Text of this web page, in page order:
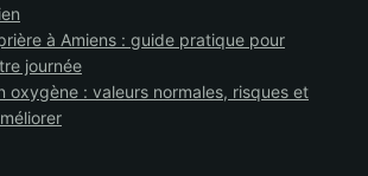
à Amiens : guide pratique pour
journée
oxygène : valeurs normales, risques et